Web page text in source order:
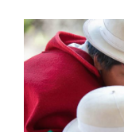
View
Larger
Image